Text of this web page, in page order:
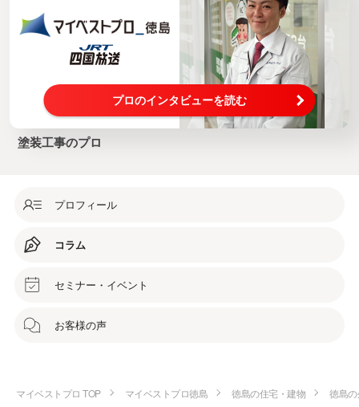
プロのインタビューを読む
塗装工事のプロ
プロフィール
コラム
セミナー・イベント
お客様の声
マイベストプロ TOP マイベストプロ徳島 徳島の住宅・建物 徳島